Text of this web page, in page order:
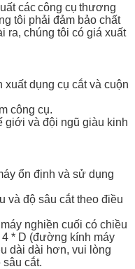
cáccông cụ thương
tôi phải đảm bảo chất
ra, chúng tôi có giá xuất
xuất dụng cụ cắt và cuộn
công cụ.
giới và đội ngũ giàu kinh
ổn định và sử dụng
và độ sâu cắt theo điều
nghiền cuối có chiều
* D (đường kính máy
dài dài hơn, vui lòng
cắt.